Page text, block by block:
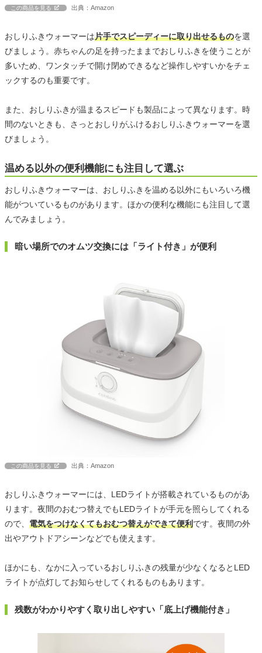
この商品を見る 出典：Amazon
おしりふきウォーマーは片手でスピーディーに取り出せるものを選
びましょう。赤ちゃんの足を持ったままでおしりふきを使うことが
多いため、ワンタッチで開け閉めできるなど操作しやすいかをチェ
ックするのも重要です。
また、おしりふきが温まるスピードも製品によって異なります。時
間のないときも、さっとおしりがふけるおしりふきウォーマーを選
びましょう。
温める以外の便利機能にも注目して選ぶ
おしりふきウォーマーは、おしりふきを温める以外にもいろいろ機
能がついているものがあります。ほかの便利な機能にも注目して選
んでみましょう。
暗い場所でのオムツ交換には「ライト付き」が便利
この商品を見る 出典：Amazon
おしりふきウォーマーには、LEDライトが搭載されているものがあ
ります。夜間のおむつ替えでもLEDライトが手元を照らしてくれる
ので、 電気をつけなくてもおむつ替えができて便利です。夜間の外
出やアウトドアシーンなどでも使えます。
ほかにも、なかに入っているおしりふきの残量が少なくなるとLED
ライトが点灯してお知らせしてくれるものもあります。
残数がわかりやすく取り出しやすい「底上げ機能付き」